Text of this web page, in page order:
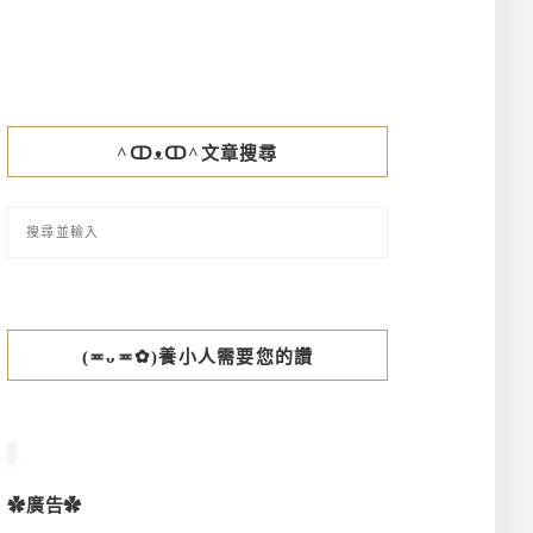
^ↀᴥↀ^文章搜尋
(≖ᴗ≖✿)養小人需要您的讚
✿廣告✿